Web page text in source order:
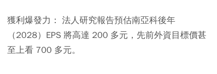
獲利爆發力： 法人研究報告預估南亞科後年
（2028）EPS 將高達 200 多元，先前外資目標價甚
至上看 700 多元。